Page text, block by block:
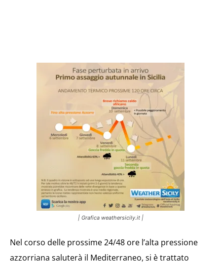
| Grafica weathersicily.it |
Nel corso delle prossime 24/48 ore l’alta pressione
azzorriana saluterà il Mediterraneo, si è trattato